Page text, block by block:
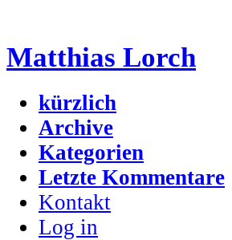
Matthias Lorch
kürzlich
Archive
Kategorien
Letzte Kommentare
Kontakt
Log in